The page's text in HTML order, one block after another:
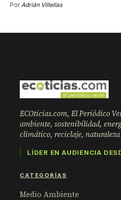
Por Adrián Villellas
ECOticias.com, El Periódico
ambiente, sostenibilidad,
climático, reciclaje,
LÍDER EN AUDIENCIA
CATEGORÍAS
Medio Ambiente